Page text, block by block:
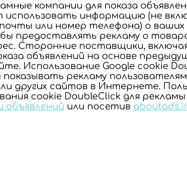
компании для показа
информацию (не
или номер телефона) о ваших
предоставлять рекламу о
Сторонние поставщики,
объявлений на основе
Использование Google cookie
рекламу
других сайтов в Интернете.
cookie DoubleClick для
объявлений или посетив